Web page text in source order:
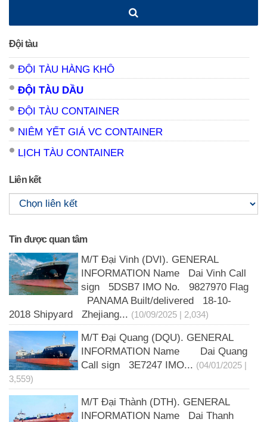
Đội tàu
ĐỘI TÀU HÀNG KHÔ
ĐỘI TÀU DẦU
ĐỘI TÀU CONTAINER
NIÊM YẾT GIÁ VC CONTAINER
LỊCH TÀU CONTAINER
Liên kết
Tin được quan tâm
M/T Đại Vinh (DVI). GENERAL
INFORMATION Name Dai Vinh Call
sign 5DSB7 IMO No. 9827970 Flag
PANAMA Built/delivered 18-10-
2018 Shipyard Zhejiang... (10/09/2025 | 2,034)
M/T Đại Quang (DQU). GENERAL
INFORMATION Name Dai Quang
Call sign 3E7247 IMO... (04/01/2025 |
3,559)
M/T Đại Thành (DTH). GENERAL
INFORMATION Name Dai Thanh